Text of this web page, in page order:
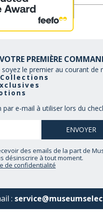
PREMIÈRE
le premier au courant de
e-mail à utiliser lors du
des emails de la part de
désinscrire à tout moment.
de confidentialité
: